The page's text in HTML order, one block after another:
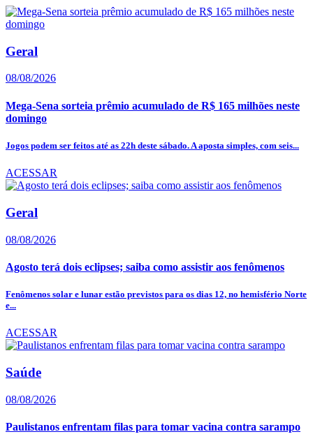
Geral
08/08/2026
Mega-Sena sorteia prêmio acumulado de R$ 165 milhões neste
domingo
Jogos podem ser feitos até as 22h deste sábado. A aposta simples, com seis...
ACESSAR
Geral
08/08/2026
Agosto terá dois eclipses; saiba como assistir aos fenômenos
Fenômenos solar e lunar estão previstos para os dias 12, no hemisfério Norte
e...
ACESSAR
Saúde
08/08/2026
Paulistanos enfrentam filas para tomar vacina contra sarampo